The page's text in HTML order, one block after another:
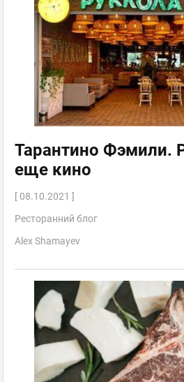
Тарантино Фэмили.
еще кино
[ 08.10.2021 ]
Ресторанний блог
Alex Shamayev